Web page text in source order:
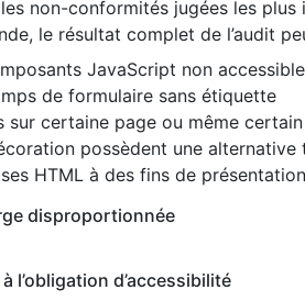
non-conformités jugées les
le résultat complet de l’audit
JavaScript non
de formulaire sans étiquette
sur certaine page ou même
possèdent une alternative
HTML à des fins de
disproportionnée
l’obligation d’accessibilité